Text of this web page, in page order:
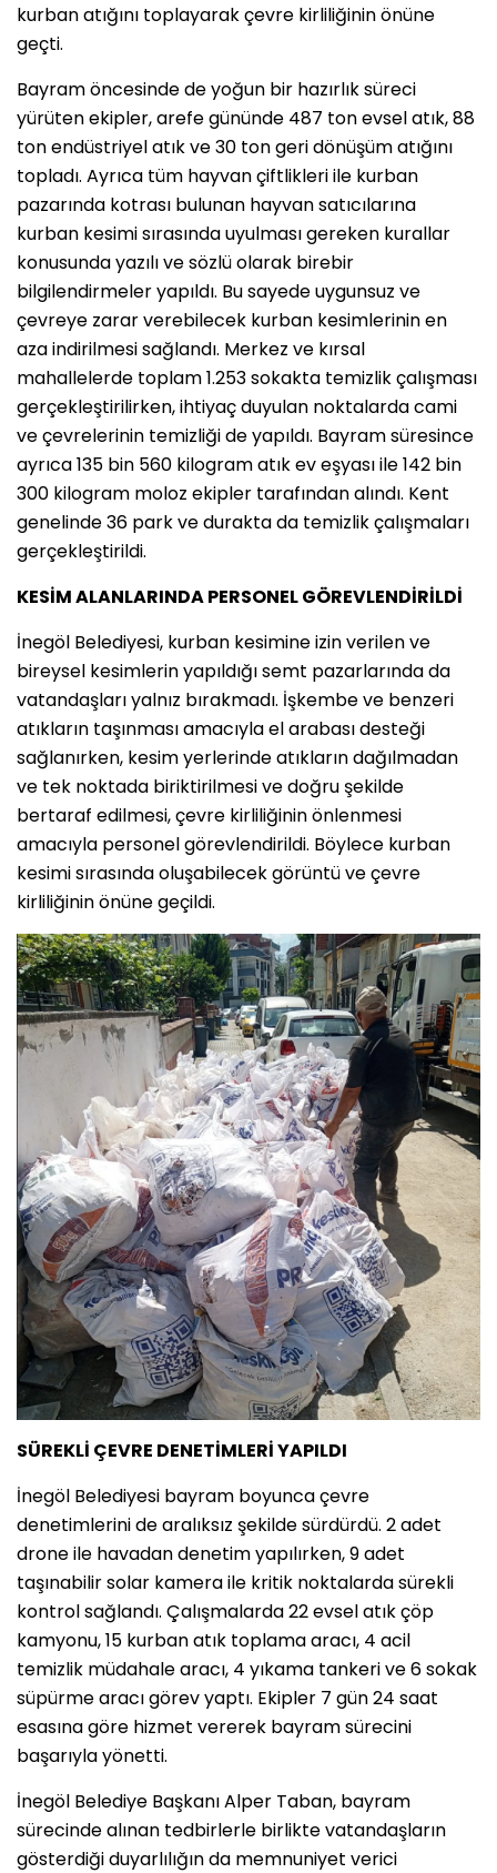
kurban atığını toplayarak çevre kirliliğinin önüne
geçti.
Bayram öncesinde de yoğun bir hazırlık süreci
yürüten ekipler, arefe gününde 487 ton evsel atık, 88
ton endüstriyel atık ve 30 ton geri dönüşüm atığını
topladı. Ayrıca tüm hayvan çiftlikleri ile kurban
pazarında kotrası bulunan hayvan satıcılarına
kurban kesimi sırasında uyulması gereken kurallar
konusunda yazılı ve sözlü olarak birebir
bilgilendirmeler yapıldı. Bu sayede uygunsuz ve
çevreye zarar verebilecek kurban kesimlerinin en
aza indirilmesi sağlandı. Merkez ve kırsal
mahallelerde toplam 1.253 sokakta temizlik çalışması
gerçekleştirilirken, ihtiyaç duyulan noktalarda cami
ve çevrelerinin temizliği de yapıldı. Bayram süresince
ayrıca 135 bin 560 kilogram atık ev eşyası ile 142 bin
300 kilogram moloz ekipler tarafından alındı. Kent
genelinde 36 park ve durakta da temizlik çalışmaları
gerçekleştirildi.
KESİM ALANLARINDA PERSONEL GÖREVLENDİRİLDİ
İnegöl Belediyesi, kurban kesimine izin verilen ve
bireysel kesimlerin yapıldığı semt pazarlarında da
vatandaşları yalnız bırakmadı. İşkembe ve benzeri
atıkların taşınması amacıyla el arabası desteği
sağlanırken, kesim yerlerinde atıkların dağılmadan
ve tek noktada biriktirilmesi ve doğru şekilde
bertaraf edilmesi, çevre kirliliğinin önlenmesi
amacıyla personel görevlendirildi. Böylece kurban
kesimi sırasında oluşabilecek görüntü ve çevre
kirliliğinin önüne geçildi.
SÜREKLİ ÇEVRE DENETİMLERİ YAPILDI
İnegöl Belediyesi bayram boyunca çevre
denetimlerini de aralıksız şekilde sürdürdü. 2 adet
drone ile havadan denetim yapılırken, 9 adet
taşınabilir solar kamera ile kritik noktalarda sürekli
kontrol sağlandı. Çalışmalarda 22 evsel atık çöp
kamyonu, 15 kurban atık toplama aracı, 4 acil
temizlik müdahale aracı, 4 yıkama tankeri ve 6 sokak
süpürme aracı görev yaptı. Ekipler 7 gün 24 saat
esasına göre hizmet vererek bayram sürecini
başarıyla yönetti.
İnegöl Belediye Başkanı Alper Taban, bayram
sürecinde alınan tedbirlerle birlikte vatandaşların
gösterdiği duyarlılığın da memnuniyet verici